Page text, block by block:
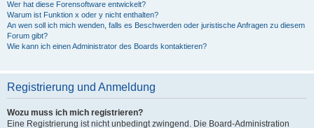
Wer hat diese Forensoftware entwickelt?
Warum ist Funktion x oder y nicht enthalten?
An wen soll ich mich wenden, falls es Beschwerden oder juristische Anfragen zu diesem
Forum gibt?
Wie kann ich einen Administrator des Boards kontaktieren?
Registrierung und Anmeldung
Wozu muss ich mich registrieren?
Eine Registrierung ist nicht unbedingt zwingend. Die Board-Administration